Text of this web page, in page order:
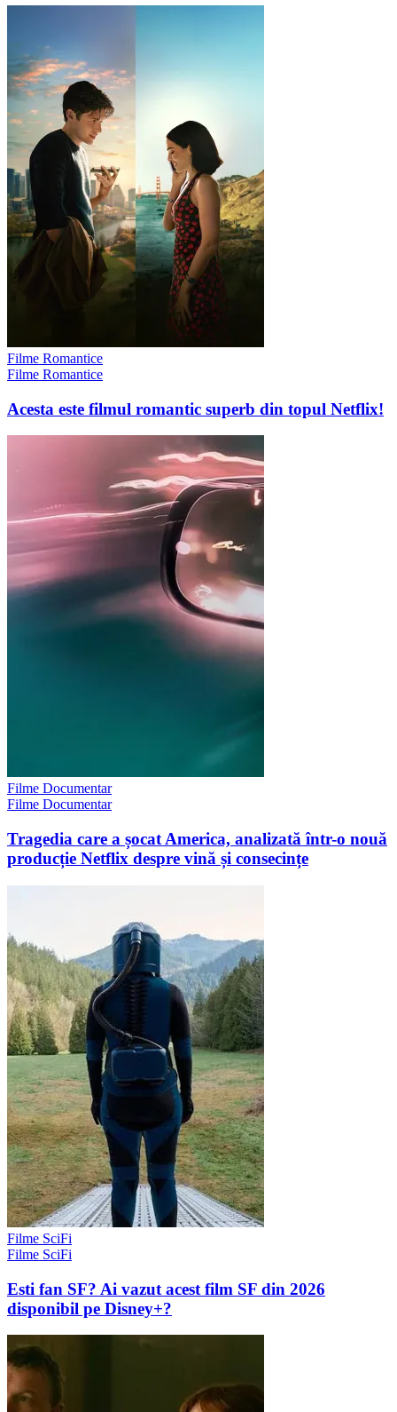
Filme Romantice
Filme Romantice
Acesta este filmul romantic superb din topul Netflix!
Filme Documentar
Filme Documentar
Tragedia care a șocat America, analizată într-o nouă
producție Netflix despre vină și consecințe
Filme SciFi
Filme SciFi
Esti fan SF? Ai vazut acest film SF din 2026
disponibil pe Disney+?